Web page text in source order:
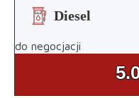
Diesel
do negocjacji